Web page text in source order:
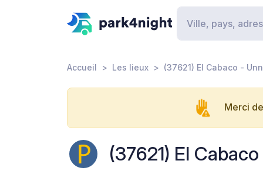
Accueil Les lieux (37621) El Cabaco -
Merci
(37621) El